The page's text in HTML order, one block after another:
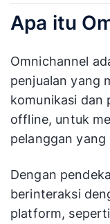
Apa itu
Omnichannel
penjualan yang
komunikasi dan
offline, untuk
pelanggan
Dengan
berinteraksi
platform,